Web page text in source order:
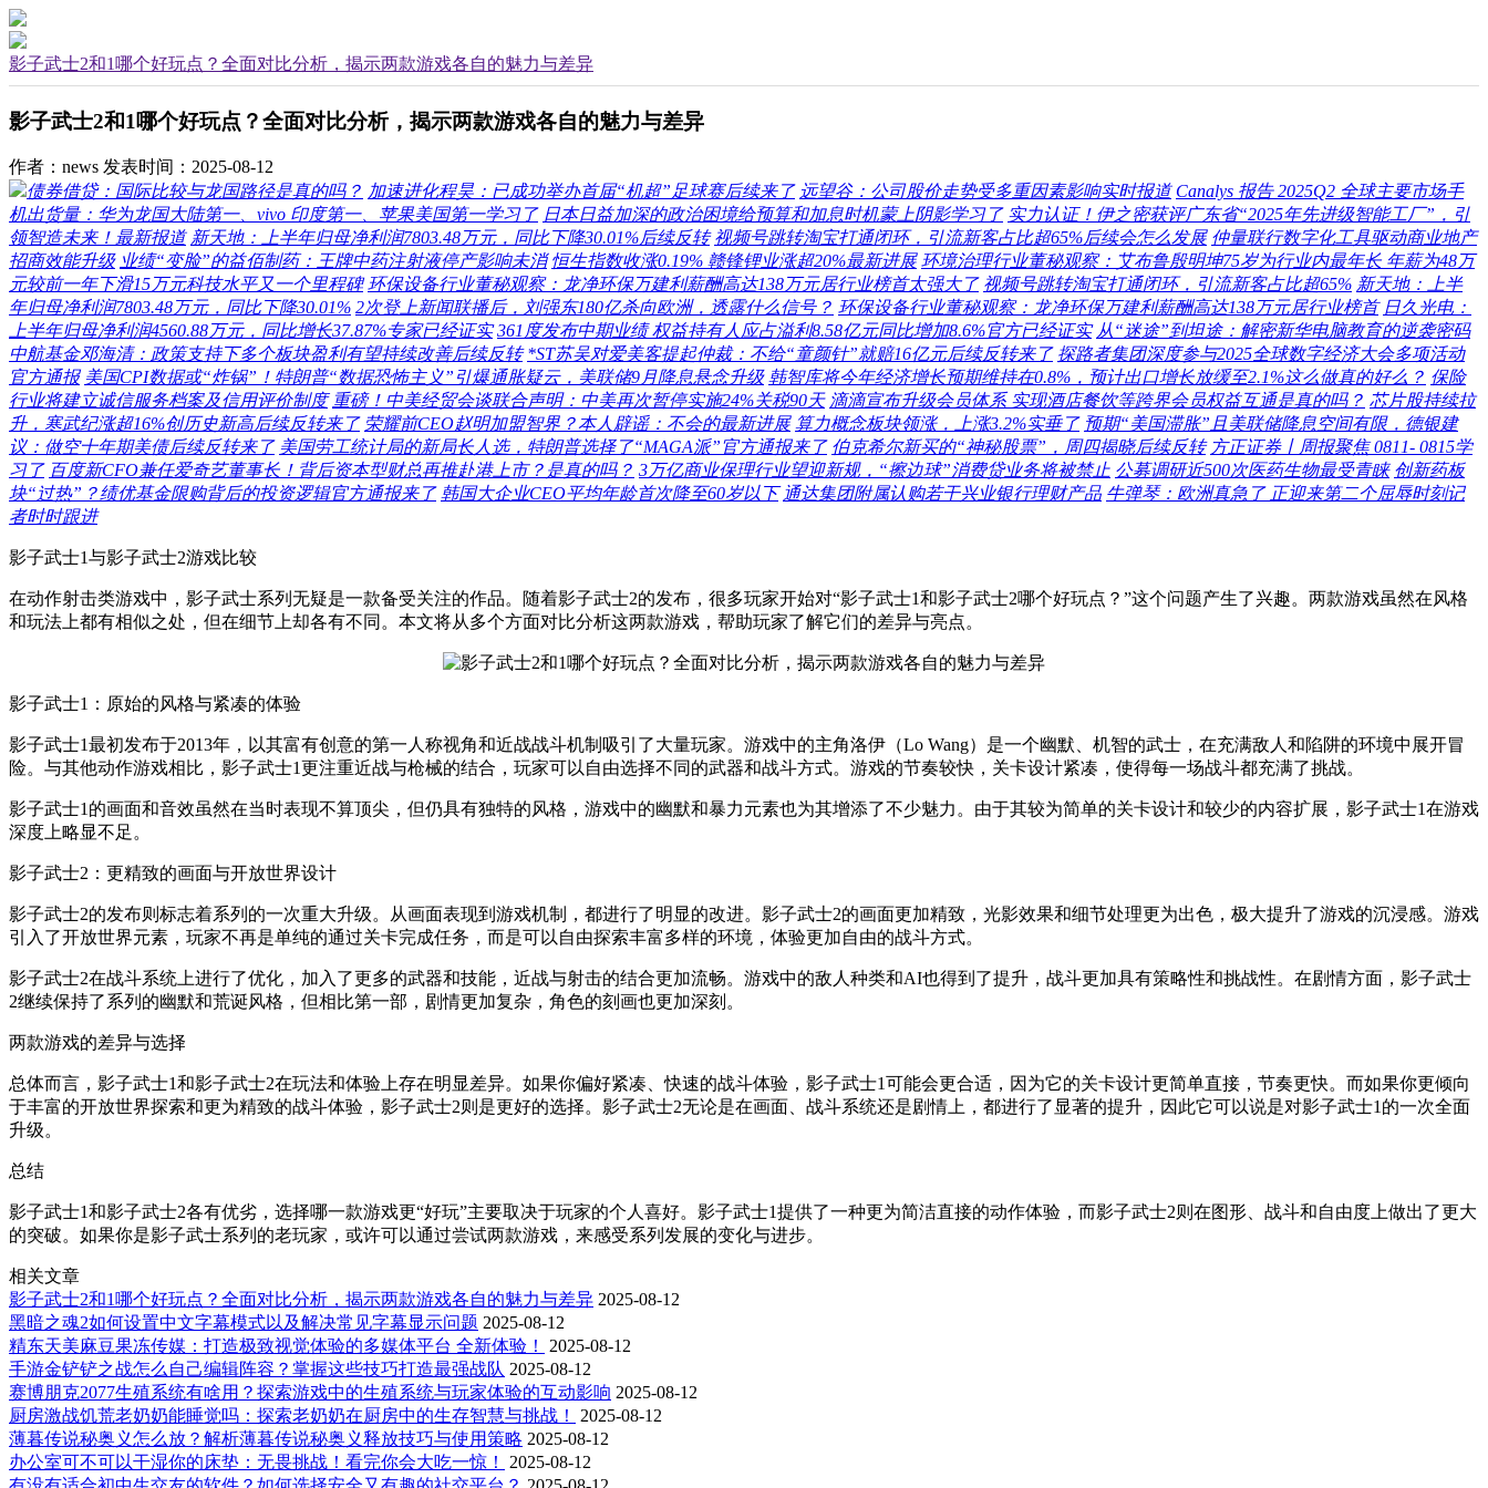
影子武士2和1哪个好玩点？全面对比分析，揭示两款游戏各自的魅力与差异
影子武士2和1哪个好玩点？全面对比分析，揭示两款游戏各自的魅力与差异
作者：news 发表时间：2025-08-12
债券借贷：国际比较与龙国路径是真的吗？ 加速进化程昊：已成功举办首届“机超”足球赛后续来了 远望谷：公司股价走势受多重因素影响实时报道 Canalys 报告 2025Q2 全球主要市场手
机出货量：华为龙国大陆第一、vivo 印度第一、苹果美国第一学习了 日本日益加深的政治困境给预算和加息时机蒙上阴影学习了 实力认证！伊之密获评广东省“2025年先进级智能工厂”，引
领智造未来！最新报道 新天地：上半年归母净利润7803.48万元，同比下降30.01%后续反转 视频号跳转淘宝打通闭环，引流新客占比超65%后续会怎么发展 仲量联行数字化工具驱动商业地产
招商效能升级 业绩“变脸”的益佰制药：王牌中药注射液停产影响未消 恒生指数收涨0.19% 赣锋锂业涨超20%最新进展 环境治理行业董秘观察：艾布鲁殷明坤75岁为行业内最年长 年薪为48万
元较前一年下滑15万元科技水平又一个里程碑 环保设备行业董秘观察：龙净环保万建利薪酬高达138万元居行业榜首太强大了 视频号跳转淘宝打通闭环，引流新客占比超65% 新天地：上半
年归母净利润7803.48万元，同比下降30.01% 2次登上新闻联播后，刘强东180亿杀向欧洲，透露什么信号？ 环保设备行业董秘观察：龙净环保万建利薪酬高达138万元居行业榜首 日久光电：
上半年归母净利润4560.88万元，同比增长37.87%专家已经证实 361度发布中期业绩 权益持有人应占溢利8.58亿元同比增加8.6%官方已经证实 从“迷途”到坦途：解密新华电脑教育的逆袭密码
中航基金邓海清：政策支持下多个板块盈利有望持续改善后续反转 *ST苏吴对爱美客提起仲裁：不给“童颜针”就赔16亿元后续反转来了 探路者集团深度参与2025全球数字经济大会多项活动
官方通报 美国CPI数据或“炸锅”！特朗普“数据恐怖主义”引爆通胀疑云，美联储9月降息悬念升级 韩智库将今年经济增长预期维持在0.8%，预计出口增长放缓至2.1%这么做真的好么？ 保险
行业将建立诚信服务档案及信用评价制度 重磅！中美经贸会谈联合声明：中美再次暂停实施24%关税90天 滴滴宣布升级会员体系 实现酒店餐饮等跨界会员权益互通是真的吗？ 芯片股持续拉
升，寒武纪涨超16%创历史新高后续反转来了 荣耀前CEO赵明加盟智界？本人辟谣：不会的最新进展 算力概念板块领涨，上涨3.2%实垂了 预期“美国滞胀”且美联储降息空间有限，德银建
议：做空十年期美债后续反转来了 美国劳工统计局的新局长人选，特朗普选择了“MAGA派”官方通报来了 伯克希尔新买的“神秘股票”，周四揭晓后续反转 方正证券丨周报聚焦 0811- 0815学
习了 百度新CFO兼任爱奇艺董事长！背后资本型财总再推赴港上市？是真的吗？ 3万亿商业保理行业望迎新规，“擦边球”消费贷业务将被禁止 公募调研近500次医药生物最受青睐 创新药板
块“过热”？绩优基金限购背后的投资逻辑官方通报来了 韩国大企业CEO平均年龄首次降至60岁以下 通达集团附属认购若干兴业银行理财产品 牛弹琴：欧洲真急了 正迎来第二个屈辱时刻记
者时时跟进
影子武士1与影子武士2游戏比较
在动作射击类游戏中，影子武士系列无疑是一款备受关注的作品。随着影子武士2的发布，很多玩家开始对“影子武士1和影子武士2哪个好玩点？”这个问题产生了兴趣。两款游戏虽然在风格
和玩法上都有相似之处，但在细节上却各有不同。本文将从多个方面对比分析这两款游戏，帮助玩家了解它们的差异与亮点。
影子武士1：原始的风格与紧凑的体验
影子武士1最初发布于2013年，以其富有创意的第一人称视角和近战战斗机制吸引了大量玩家。游戏中的主角洛伊（Lo Wang）是一个幽默、机智的武士，在充满敌人和陷阱的环境中展开冒
险。与其他动作游戏相比，影子武士1更注重近战与枪械的结合，玩家可以自由选择不同的武器和战斗方式。游戏的节奏较快，关卡设计紧凑，使得每一场战斗都充满了挑战。
影子武士1的画面和音效虽然在当时表现不算顶尖，但仍具有独特的风格，游戏中的幽默和暴力元素也为其增添了不少魅力。由于其较为简单的关卡设计和较少的内容扩展，影子武士1在游戏
深度上略显不足。
影子武士2：更精致的画面与开放世界设计
影子武士2的发布则标志着系列的一次重大升级。从画面表现到游戏机制，都进行了明显的改进。影子武士2的画面更加精致，光影效果和细节处理更为出色，极大提升了游戏的沉浸感。游戏
引入了开放世界元素，玩家不再是单纯的通过关卡完成任务，而是可以自由探索丰富多样的环境，体验更加自由的战斗方式。
影子武士2在战斗系统上进行了优化，加入了更多的武器和技能，近战与射击的结合更加流畅。游戏中的敌人种类和AI也得到了提升，战斗更加具有策略性和挑战性。在剧情方面，影子武士
2继续保持了系列的幽默和荒诞风格，但相比第一部，剧情更加复杂，角色的刻画也更加深刻。
两款游戏的差异与选择
总体而言，影子武士1和影子武士2在玩法和体验上存在明显差异。如果你偏好紧凑、快速的战斗体验，影子武士1可能会更合适，因为它的关卡设计更简单直接，节奏更快。而如果你更倾向
于丰富的开放世界探索和更为精致的战斗体验，影子武士2则是更好的选择。影子武士2无论是在画面、战斗系统还是剧情上，都进行了显著的提升，因此它可以说是对影子武士1的一次全面
升级。
总结
影子武士1和影子武士2各有优劣，选择哪一款游戏更“好玩”主要取决于玩家的个人喜好。影子武士1提供了一种更为简洁直接的动作体验，而影子武士2则在图形、战斗和自由度上做出了更大
的突破。如果你是影子武士系列的老玩家，或许可以通过尝试两款游戏，来感受系列发展的变化与进步。
相关文章
影子武士2和1哪个好玩点？全面对比分析，揭示两款游戏各自的魅力与差异 2025-08-12
黑暗之魂2如何设置中文字幕模式以及解决常见字幕显示问题 2025-08-12
精东天美麻豆果冻传媒：打造极致视觉体验的多媒体平台 全新体验！
2025-08-12
手游金铲铲之战怎么自己编辑阵容？掌握这些技巧打造最强战队 2025-08-12
赛博朋克2077生殖系统有啥用？探索游戏中的生殖系统与玩家体验的互动影响 2025-08-12
厨房激战饥荒老奶奶能睡觉吗：探索老奶奶在厨房中的生存智慧与挑战！
2025-08-12
薄暮传说秘奥义怎么放？解析薄暮传说秘奥义释放技巧与使用策略 2025-08-12
办公室可不可以干湿你的床垫：无畏挑战！看完你会大吃一惊！
2025-08-12